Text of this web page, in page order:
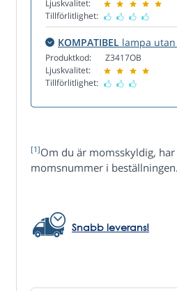
Ljuskvalitet:
Tillförlitlighet:
KOMPATIBEL lampa
Produktkod:
Ljuskvalitet:
Tillförlitlighet:
Z3417OB
[1]Om du är momsskyldig,
momsnummer i beställningen.
Snabb leverans!